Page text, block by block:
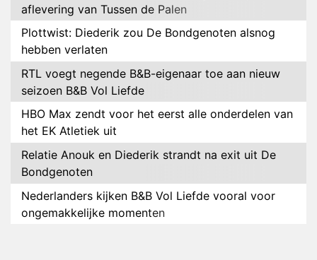
aflevering van Tussen de Palen
Plottwist: Diederik zou De Bondgenoten alsnog
hebben verlaten
RTL voegt negende B&B-eigenaar toe aan nieuw
seizoen B&B Vol Liefde
HBO Max zendt voor het eerst alle onderdelen van
het EK Atletiek uit
Relatie Anouk en Diederik strandt na exit uit De
Bondgenoten
Nederlanders kijken B&B Vol Liefde vooral voor
ongemakkelijke momenten